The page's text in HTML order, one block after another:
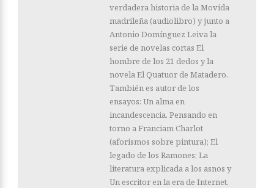
verdadera historia de la Movida
madrileña (audiolibro) y junto a
Antonio Domínguez Leiva la
serie de novelas cortas El
hombre de los 21 dedos y la
novela El Quatuor de Matadero.
También es autor de los
ensayos: Un alma en
incandescencia. Pensando en
torno a Franciam Charlot
(aforismos sobre pintura); El
legado de los Ramones; La
literatura explicada a los asnos y
Un escritor en la era de Internet.